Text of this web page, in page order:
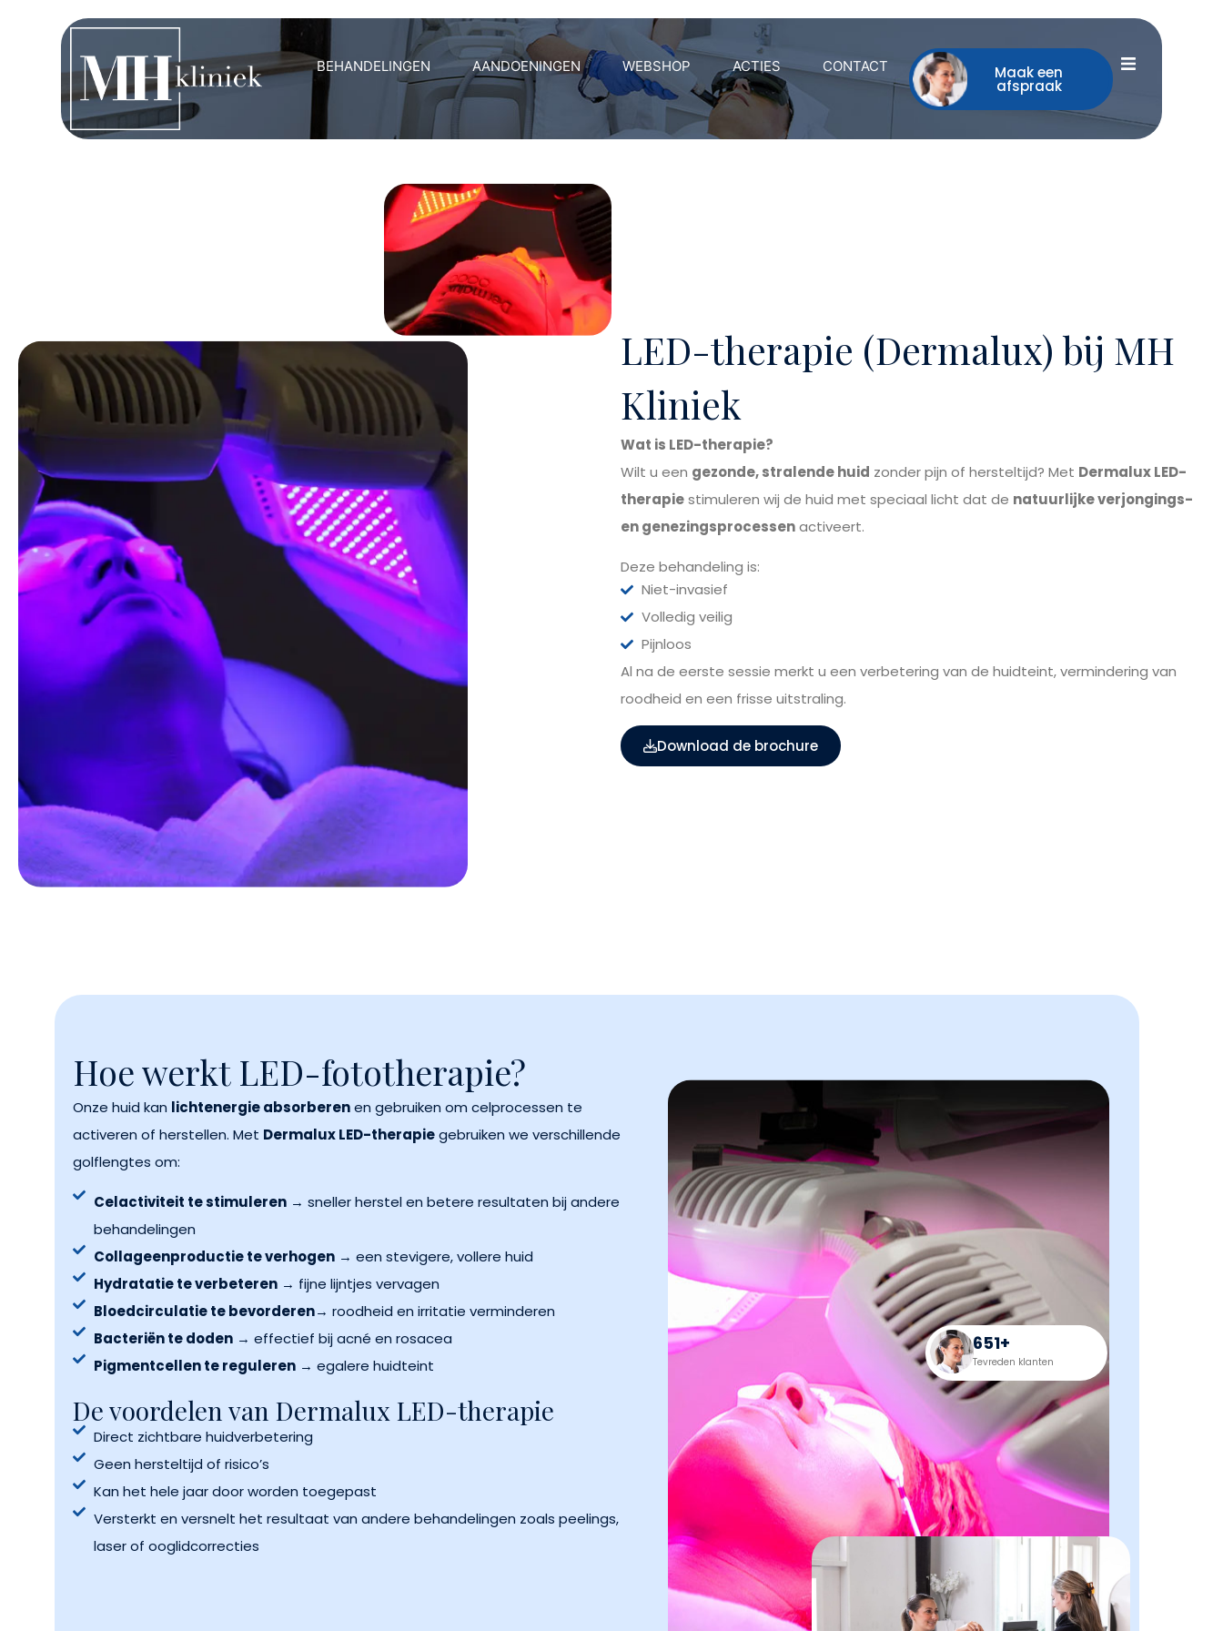
BEHANDELINGEN AANDOENINGEN WEBSHOP ACTIES CONTACT Maak een
afspraak
LED-therapie (Dermalux) bij MH
Kliniek
Wat is LED-therapie?
Wilt u een gezonde, stralende huid zonder pijn of hersteltijd? Met Dermalux LED-
therapiestimuleren wij de huid met speciaal licht dat de natuurlijke verjongings-
en genezingsprocessenactiveert.
Deze behandeling is:
Niet-invasief
Volledig veilig
Pijnloos
Al na de eerste sessie merkt u een verbetering van de huidteint, vermindering van
roodheid en een frisse uitstraling.
Download de brochure
Hoe werkt LED-fototherapie?
Onze huid kan lichtenergie absorberenen gebruiken om celprocessen te
activeren of herstellen. Met Dermalux LED-therapiegebruiken we verschillende
golflengtes om:
Celactiviteit te stimuleren→ sneller herstel en betere resultaten bij andere
behandelingen
Collageenproductie te verhogen→ een stevigere, vollere huid
Hydratatie te verbeteren→ fijne lijntjes vervagen
Bloedcirculatie te bevorderen→ roodheid en irritatie verminderen
Bacteriën te doden→ effectief bij acné en rosacea
Pigmentcellen te reguleren→ egalere huidteint
De voordelen van Dermalux LED-therapie
Direct zichtbare huidverbetering
Geen hersteltijd of risico’s
Kan het hele jaar door worden toegepast
Versterkt en versnelt het resultaat van andere behandelingen zoals peelings,
laser of ooglidcorrecties
651+
Tevreden klanten